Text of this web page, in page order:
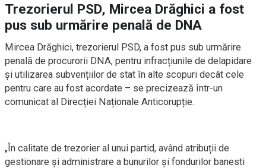
Trezorierul PSD, Mircea Drăghici a fost
pus sub urmărire penală de DNA
Mircea Drăghici, trezorierul PSD, a fost pus sub urmărire
penală de procurorii DNA, pentru infracțiunile de delapidare
și utilizarea subvențiilor de stat în alte scopuri decât cele
pentru care au fost acordate – se precizează într-un
comunicat al Direcției Naționale Anticorupție.
„În calitate de trezorier al unui partid, având atribuții de
gestionare și administrare a bunurilor și fondurilor banesti